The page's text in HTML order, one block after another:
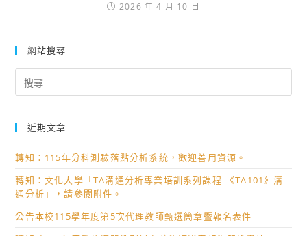
2026 年 4 月 10 日
網站搜尋
for:
近期文章
轉知：115年分科測驗落點分析系統，歡迎善用資源。
轉知：文化大學「TA溝通分析專業培訓系列課程-《TA101》溝
通分析」，請參閱附件。
公告本校115學年度第5次代理教師甄選簡章暨報名表件